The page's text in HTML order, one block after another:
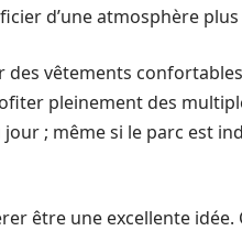
d’une atmosphère
vêtements
pleinement des
; même si le parc est
être une excellente